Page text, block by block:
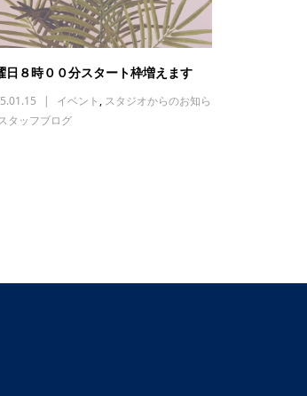
日８時００分スタート枠増えます
イベント , スタジオからのお知ら
タッフブログ